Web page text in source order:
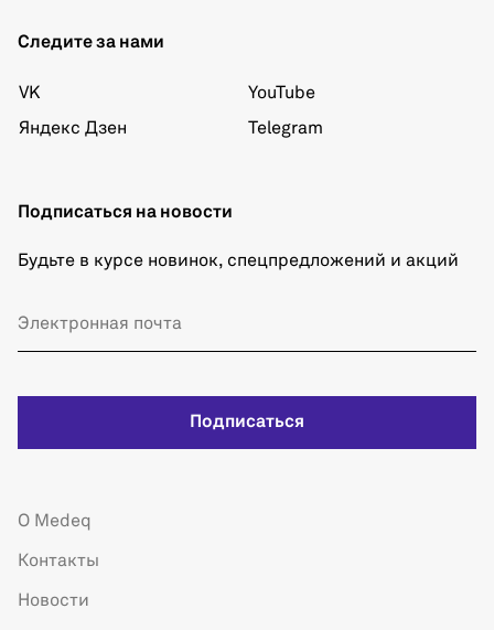
Следите за нами
VK
Яндекс Дзен
YouTube
Telegram
Подписаться на новости
Будьте в курсе новинок, спецпредложений и акций
Подписаться
О Medeq
Контакты
Новости